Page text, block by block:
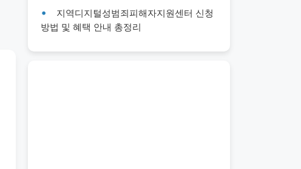
지역디지털성범죄피해자지원센터 신청
방법 및 혜택 안내 총정리